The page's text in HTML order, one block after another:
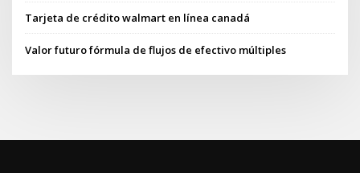
Tarjeta de crédito walmart en línea canadá
Valor futuro fórmula de flujos de efectivo múltiples